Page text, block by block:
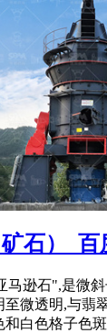
石）_百
马逊石",是微
至微透明,与翡
和白色格子色